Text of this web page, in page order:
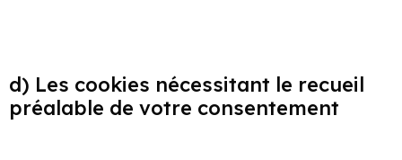
d) Les cookies nécessitant le recueil
préalable de votre consentement